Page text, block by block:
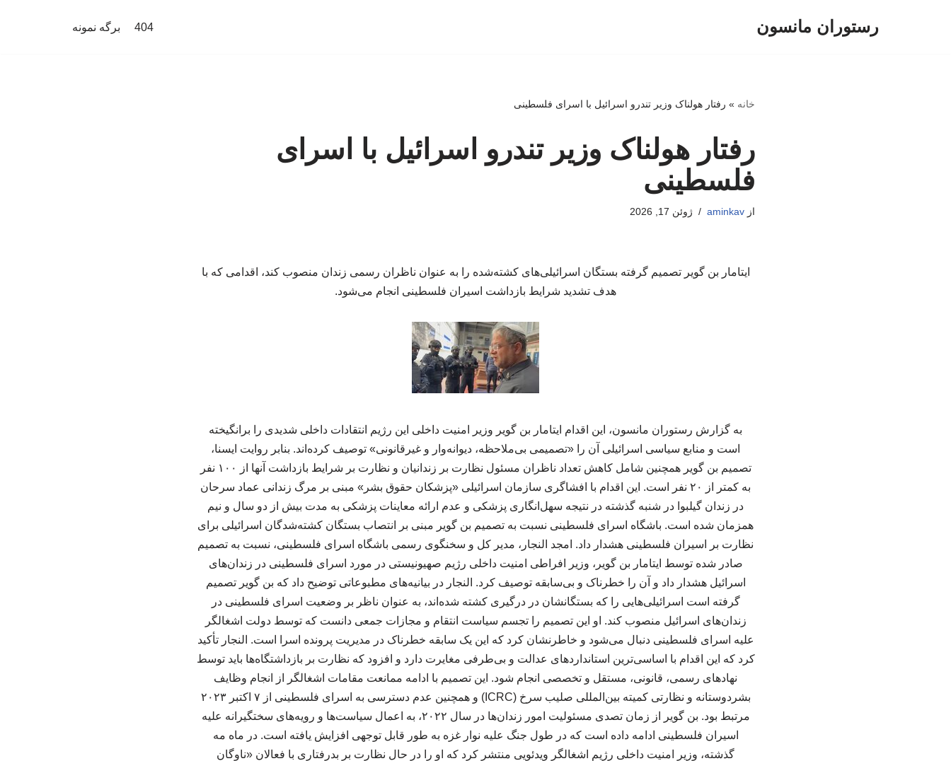
رستوران مانسون 404 برگه نمونه
خانه » رفتار هولناک وزیر تندرو اسرائیل با اسرای فلسطینی
رفتار هولناک وزیر تندرو اسرائیل با اسرای
فلسطینی
ازaminkav ژوئن 17, 2026
ایتامار بن گویر تصمیم گرفته بستگان اسرائیلی‌های کشته‌شده را به عنوان ناظران رسمی زندان منصوب کند، اقدامی که با
هدف تشدید شرایط بازداشت اسیران فلسطینی انجام می‌شود.
به گزارش رستوران مانسون، این اقدام ایتامار بن گویر وزیر امنیت داخلی این رژیم انتقادات داخلی شدیدی را برانگیخته
است و منابع سیاسی اسرائیلی آن را «تصمیمی بی‌ملاحظه، دیوانه‌وار و غیرقانونی» توصیف کرده‌اند. بنابر روایت ایسنا،
تصمیم بن گویر همچنین شامل کاهش تعداد ناظران مسئول نظارت بر زندانیان و نظارت بر شرایط بازداشت آنها از ۱۰۰ نفر
به کمتر از ۲۰ نفر است. این اقدام با افشاگری سازمان اسرائیلی «پزشکان حقوق بشر» مبنی بر مرگ زندانی عماد سرحان
در زندان گیلبوا در شنبه گذشته در نتیجه سهل‌انگاری پزشکی و عدم ارائه معاینات پزشکی به مدت بیش از دو سال و نیم
همزمان شده است. باشگاه اسرای فلسطینی نسبت به تصمیم بن گویر مبنی بر انتصاب بستگان کشته‌شدگان اسرائیلی برای
نظارت بر اسیران فلسطینی هشدار داد. امجد النجار، مدیر کل و سخنگوی رسمی باشگاه اسرای فلسطینی، نسبت به تصمیم
صادر شده توسط ایتامار بن گویر، وزیر افراطی امنیت داخلی رژیم صهیونیستی در مورد اسرای فلسطینی در زندان‌های
اسرائیل هشدار داد و آن را خطرناک و بی‌سابقه توصیف کرد. النجار در بیانیه‌های مطبوعاتی توضیح داد که بن گویر تصمیم
گرفته است اسرائیلی‌هایی را که بستگانشان در درگیری کشته شده‌اند، به عنوان ناظر بر وضعیت اسرای فلسطینی در
زندان‌های اسرائیل منصوب کند. او این تصمیم را تجسم سیاست انتقام و مجازات جمعی دانست که توسط دولت اشغالگر
علیه اسرای فلسطینی دنبال می‌شود و خاطرنشان کرد که این یک سابقه خطرناک در مدیریت پرونده اسرا است. النجار تأکید
کرد که این اقدام با اساسی‌ترین استانداردهای عدالت و بی‌طرفی مغایرت دارد و افزود که نظارت بر بازداشتگاه‌ها باید توسط
نهادهای رسمی، قانونی، مستقل و تخصصی انجام شود. این تصمیم با ادامه‌ ممانعت مقامات اشغالگر از انجام وظایف
بشردوستانه و نظارتی کمیته بین‌المللی صلیب سرخ (ICRC) و همچنین عدم دسترسی به اسرای فلسطینی از ۷ اکتبر ۲۰۲۳
مرتبط بود. بن گویر از زمان تصدی مسئولیت امور زندان‌ها در سال ۲۰۲۲، به اعمال سیاست‌ها و رویه‌های سختگیرانه علیه
اسیران فلسطینی ادامه داده است که در طول جنگ علیه نوار غزه به طور قابل توجهی افزایش یافته است. در ماه مه
گذشته، وزیر امنیت داخلی رژیم اشغالگر ویدئویی منتشر کرد که او را در حال نظارت بر بدرفتاری با فعالان «ناوگان